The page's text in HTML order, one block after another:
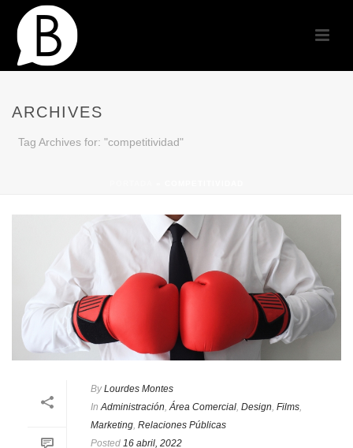
ARCHIVES
Tag Archives for: "competitividad"
By Lourdes Montes
In Administración Área Comercial Design Films
Marketing Relaciones Públicas
Posted 16 abril, 2022